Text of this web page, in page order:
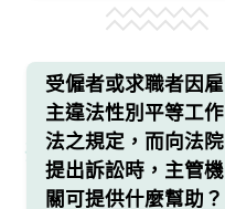
受僱者或求職者因雇
主違法性別平等工作
法之規定，而向法院
提出訴訟時，主管機
關可提供什麼幫助？